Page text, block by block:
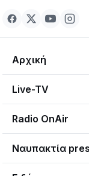
Αρχική
Live-TV
Radio OnAir
Ναυπακτία
Λέσβο